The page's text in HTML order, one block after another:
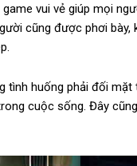
vui vẻ giúp mọi
cũng được phơi bày,
tình huống phải đối
cuộc sống. Đây